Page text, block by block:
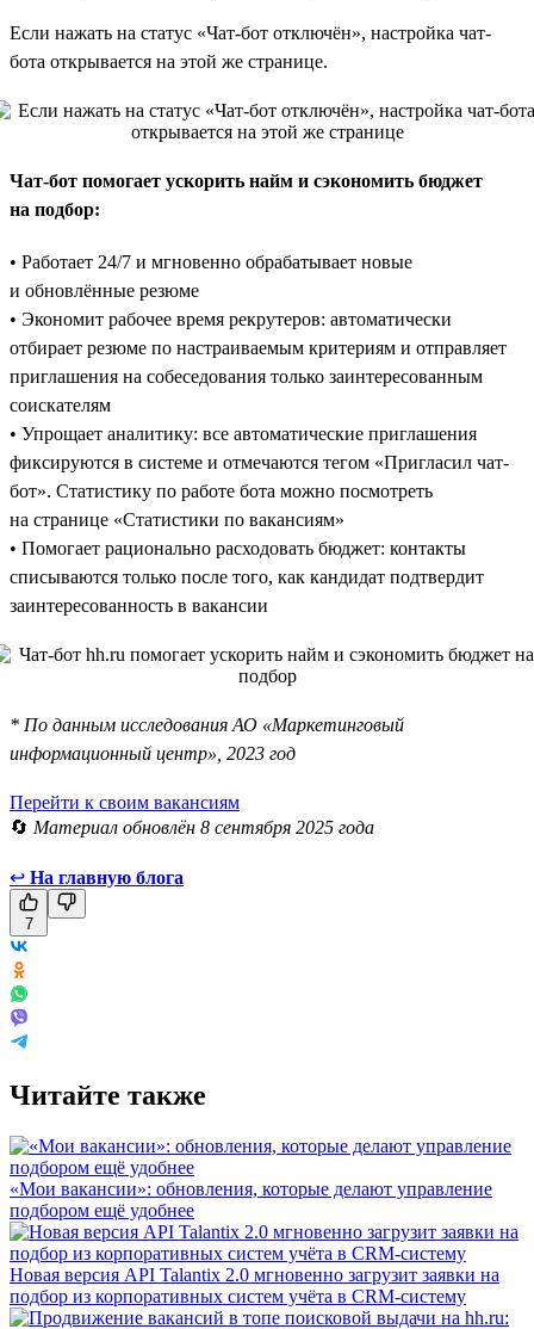
Если нажать на статус «Чат-бот отключён», настройка чат-
бота открывается на этой же странице.
Чат-бот помогает ускорить найм и сэкономить бюджет
на подбор:
• Работает 24/7 и мгновенно обрабатывает новые
и обновлённые резюме
• Экономит рабочее время рекрутеров: автоматически
отбирает резюме по настраиваемым критериям и отправляет
приглашения на собеседования только заинтересованным
соискателям
• Упрощает аналитику: все автоматические приглашения
фиксируются в системе и отмечаются тегом «Пригласил чат-
бот». Статистику по работе бота можно посмотреть
на странице «Статистики по вакансиям»
• Помогает рационально расходовать бюджет: контакты
списываются только после того, как кандидат подтвердит
заинтересованность в вакансии
* По данным исследования АО «Маркетинговый
информационный центр», 2023 год
Перейти к своим вакансиям
🔄 Материал обновлён 8 сентября 2025 года
↩ На главную блога
7
Читайте также
«Мои вакансии»: обновления, которые делают управление
подбором ещё удобнее
Новая версия API Talantix 2.0 мгновенно загрузит заявки на
подбор из корпоративных систем учёта в CRM-систему